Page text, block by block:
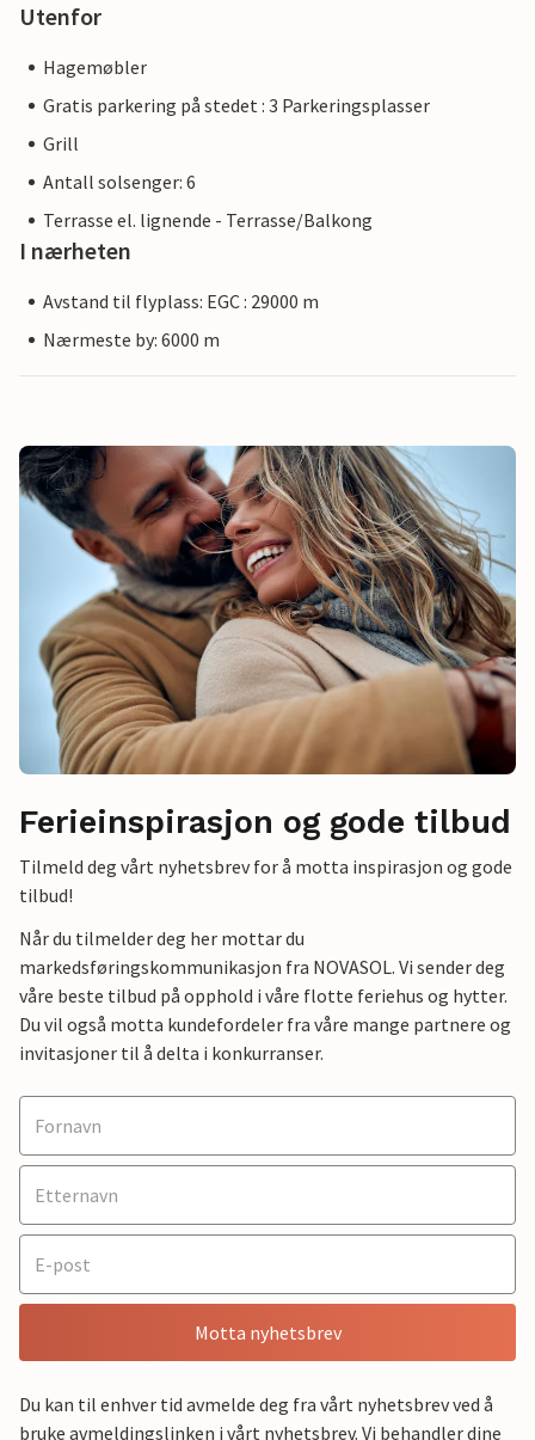
Utenfor
Hagemøbler
Gratis parkering på stedet : 3 Parkeringsplasser
Grill
Antall solsenger: 6
Terrasse el. lignende - Terrasse/Balkong
I nærheten
Avstand til flyplass: EGC : 29000 m
Nærmeste by: 6000 m
Ferieinspirasjon og gode tilbud
Tilmeld deg vårt nyhetsbrev for å motta inspirasjon og gode
tilbud!
Når du tilmelder deg her mottar du
markedsføringskommunikasjon fra NOVASOL. Vi sender deg
våre beste tilbud på opphold i våre flotte feriehus og hytter.
Du vil også motta kundefordeler fra våre mange partnere og
invitasjoner til å delta i konkurranser.
Motta nyhetsbrev
Du kan til enhver tid avmelde deg fra vårt nyhetsbrev ved å
bruke avmeldingslinken i vårt nyhetsbrev. Vi behandler dine